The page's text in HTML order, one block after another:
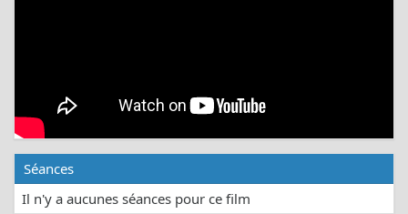
Séances
Il n'y a aucunes séances pour ce film